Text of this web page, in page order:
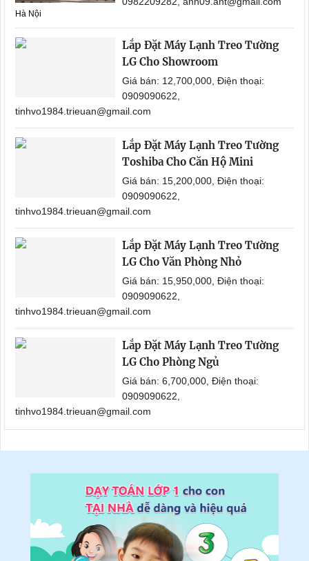
Hà Nội
Lắp Đặt Máy Lạnh Treo Tường
LG Cho Showroom
Giá bán: 12,700,000, Điện thoại:
0909090622,
tinhvo1984.trieuan@gmail.com
Lắp Đặt Máy Lạnh Treo Tường
Toshiba Cho Căn Hộ Mini
Giá bán: 15,200,000, Điện thoại:
0909090622,
tinhvo1984.trieuan@gmail.com
Lắp Đặt Máy Lạnh Treo Tường
LG Cho Văn Phòng Nhỏ
Giá bán: 15,950,000, Điện thoại:
0909090622,
tinhvo1984.trieuan@gmail.com
Lắp Đặt Máy Lạnh Treo Tường
LG Cho Phòng Ngủ
Giá bán: 6,700,000, Điện thoại:
0909090622,
tinhvo1984.trieuan@gmail.com